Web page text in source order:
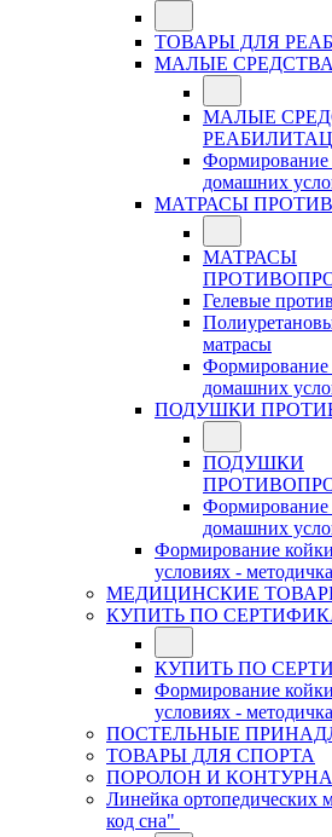
ТОВАРЫ ДЛЯ
МАЛЫЕ
МАЛЫЕ
Формирование
домашних
МАТРАСЫ
МАТРАСЫ
Гелевые
матрасы
Формирование
домашних
ПОДУШКИ
ПОДУШКИ
Формирование
домашних
Формирование
условиях - методичка
МЕДИЦИНСКИЕ
КУПИТЬ ПО
КУПИТЬ ПО
Формирование
условиях - методичка
ПОСТЕЛЬНЫЕ
ТОВАРЫ ДЛЯ СПОРТА
ПОРОЛОН И
Линейка ортопедических
код сна"